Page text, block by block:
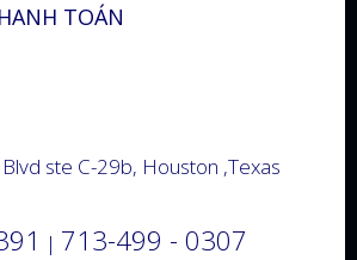
TOÁN
ste C-29b, Houston ,Texas
| 713-499 - 0307